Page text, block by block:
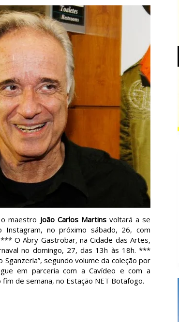
maestro João Carlos Martinsvoltará a se
Instagram, no próximo sábado, 26, com
O Abry Gastrobar, na Cidade das Artes,
no domingo, 27, das 13h às 18h. ***
Sganzerla”, segundo volume da coleção por
em parceria com a Cavídeo e com a
de semana, no Estação NET Botafogo.